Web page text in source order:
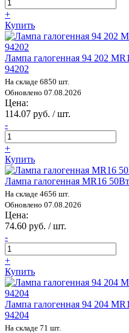
+
Купить
Лампа галогенная 94 202
94202
На складе 6850 шт.
Обновлено 07.08.2026
Цена:
114.07 руб. / шт.
-
+
Купить
Лампа галогенная MR16
На складе 4656 шт.
Обновлено 07.08.2026
Цена:
74.60 руб. / шт.
-
+
Купить
Лампа галогенная 94 204
94204
На складе 71 шт.